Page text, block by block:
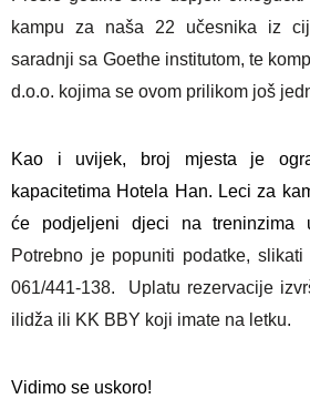
kampu za naša 22 učesnika iz
saradnji sa Goethe institutom, te
d.o.o. kojima se ovom prilikom još
Kao i uvijek, broj mjesta je
kapacitetima Hotela Han. Leci za
će podjeljeni djeci na treninzima
Potrebno je popuniti podatke,
061/441-138. Uplatu rezervacije
ilidža ili KK BBY koji imate na letku.
Vidimo se uskoro!